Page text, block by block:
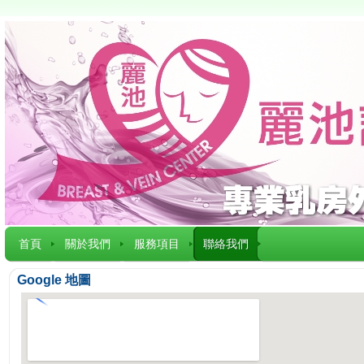
首頁 關於我們 服務項目 聯絡我們
Google 地圖